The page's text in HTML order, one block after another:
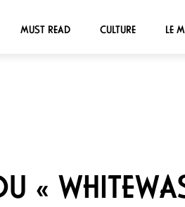
MUST READ CULTURE LE
«